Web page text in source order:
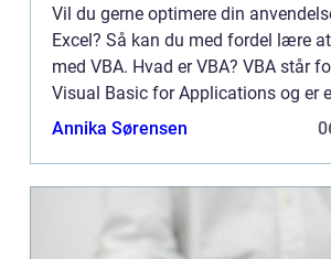
Vil du gerne optimere din
Excel? Så kan du med fordel lære
med VBA. Hvad er VBA? VBA står
Visual Basic for Applications og er
programmerings sprog som for
Annika Sørensen